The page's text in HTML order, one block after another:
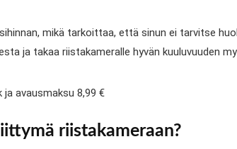
mikä tarkoittaa, että sinun ei tarvitse
ja takaa riistakameralle hyvän kuuluvuuden
avausmaksu 8,99 €
riistakameraan?